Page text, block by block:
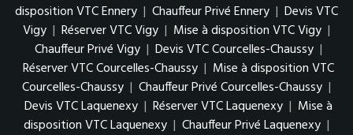
disposition VTC Ennery | Chauffeur Privé Ennery | Devis VTC
Vigy | Réserver VTC Vigy | Mise à disposition VTC Vigy |
Chauffeur Privé Vigy | Devis VTC Courcelles-Chaussy |
Réserver VTC Courcelles-Chaussy | Mise à disposition VTC
Courcelles-Chaussy | Chauffeur Privé Courcelles-Chaussy |
Devis VTC Laquenexy | Réserver VTC Laquenexy | Mise à
disposition VTC Laquenexy | Chauffeur Privé Laquenexy |